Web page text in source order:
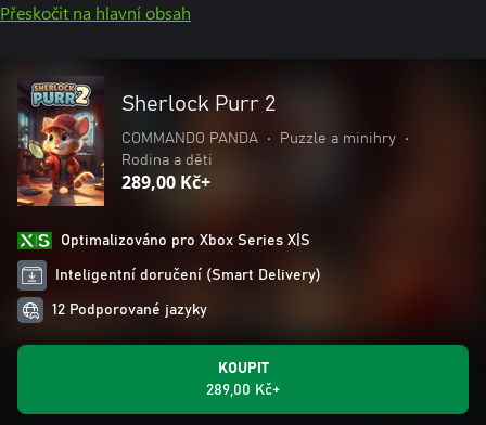
Přeskočit na hlavní obsah
Sherlock Purr 2
COMMANDO PANDA • Puzzle a minihry
•
Rodina a děti
289,00 Kč+
Optimalizováno pro Xbox Series X|S
Inteligentní doručení (Smart Delivery)
12 Podporované jazyky
KOUPIT
289,00 Kč+